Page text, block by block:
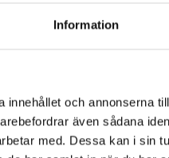
Information
och annonserna
även sådana
med. Dessa kan i sin
din
där
hur